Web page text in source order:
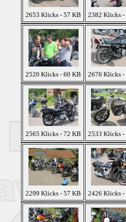
2653 Klicks - 57 KB 2382 Klicks -
2520 Klicks - 60 KB 2676 Klicks -
2565 Klicks - 72 KB 2533 Klicks -
2299 Klicks - 57 KB 2426 Klicks -